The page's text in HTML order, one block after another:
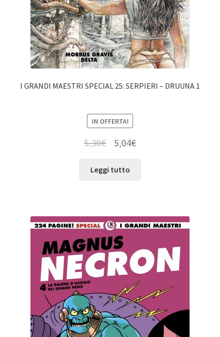
I GRANDI MAESTRI SPECIAL 25: SERPIERI – DRUUNA 1
IN OFFERTA!
5,30€ 5,04€
Leggi tutto